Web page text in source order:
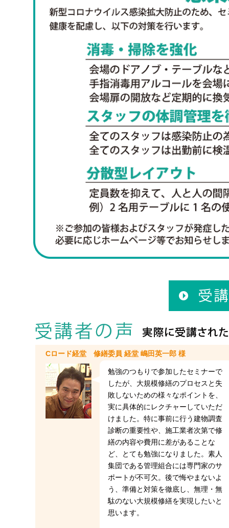
Cロード経堂 修繕委員 経堂 嶋田英一郎 様
勉強のつもりで参加したセミナーで
したが、大規模修繕のプロセスと失
敗しないための様々なポイントを、
実に具体的にレクチャーしていただ
けました。特に事前に行う建物調査
診断の重要性や、施工業者次第で修
繕の内容や費用に差があることな
ど、とても勉強になりました。素人
集団である管理組合には専門家のサ
ポートが不可欠。後で悔やまないよ
う、準備と対策を徹底し、無理・無
駄のない大規模修繕を実現したいと
思います。